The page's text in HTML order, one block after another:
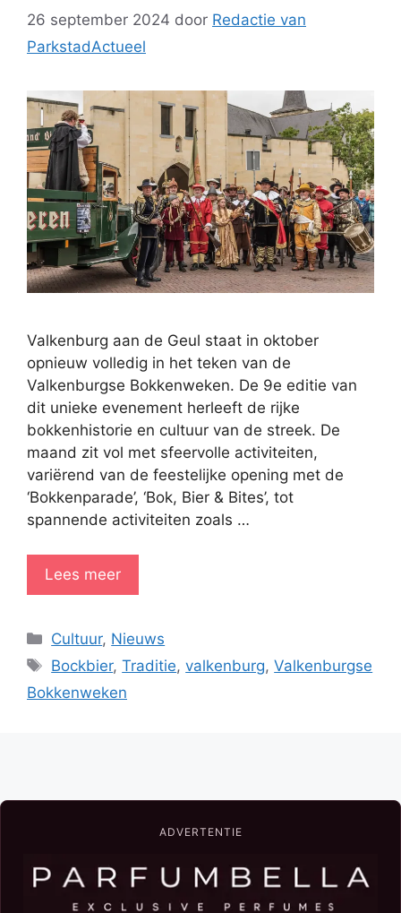
26 september 2024 door Redactie van
ParkstadActueel
Valkenburg aan de Geul staat in oktober
opnieuw volledig in het teken van de
Valkenburgse Bokkenweken. De 9e editie van
dit unieke evenement herleeft de rijke
bokkenhistorie en cultuur van de streek. De
maand zit vol met sfeervolle activiteiten,
variërend van de feestelijke opening met de
‘Bokkenparade’, ‘Bok, Bier & Bites’, tot
spannende activiteiten zoals …
Lees meer
Categorieën
Cultuur, Nieuws
Tags
Bockbier,Traditie,valkenburg,Valkenburgse
Bokkenweken
ADVERTENTIE